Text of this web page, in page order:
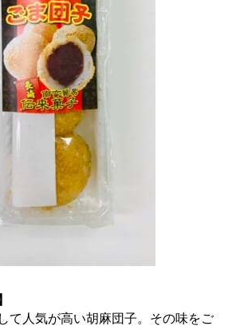
て人気が高い胡麻団子。その味をご